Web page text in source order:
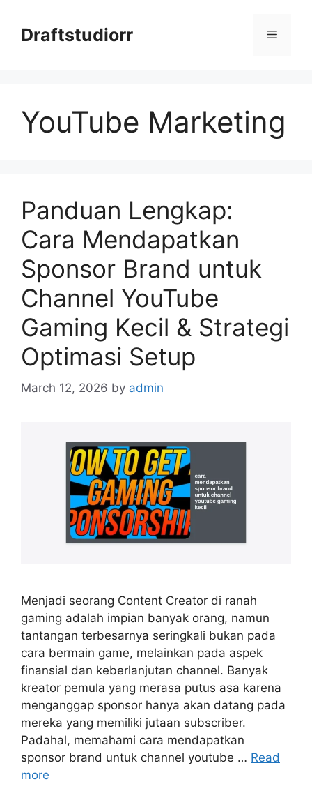
contentDraftstudiorr Menu
YouTube Marketing
Panduan Lengkap:
Cara Mendapatkan
Sponsor Brand untuk
Channel YouTube
Gaming Kecil & Strategi
Optimasi Setup
March 12, 2026 by admin
Menjadi seorang Content Creator di ranah
gaming adalah impian banyak orang, namun
tantangan terbesarnya seringkali bukan pada
cara bermain game, melainkan pada aspek
finansial dan keberlanjutan channel. Banyak
kreator pemula yang merasa putus asa karena
menganggap sponsor hanya akan datang pada
mereka yang memiliki jutaan subscriber.
Padahal, memahami cara mendapatkan
sponsor brand untuk channel youtube … Read
more